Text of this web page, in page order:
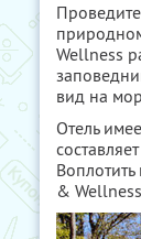
Wellness
вид на
Отель
&